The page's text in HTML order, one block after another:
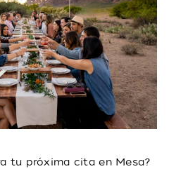
tu próxima cita en Mesa?